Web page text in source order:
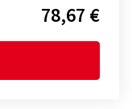
78,67 €